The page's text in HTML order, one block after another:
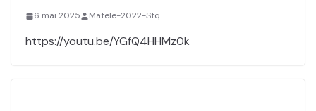
6 mai 2025 Matele-2022-Stq
https://youtu.be/YGfQ4HHMz0k